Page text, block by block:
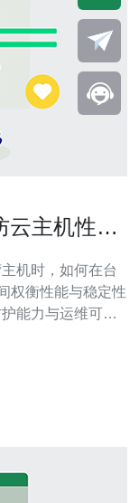
云主机性能
机时，如何在台
权衡性能与稳定性
能力与运维可用
质路由的台湾节